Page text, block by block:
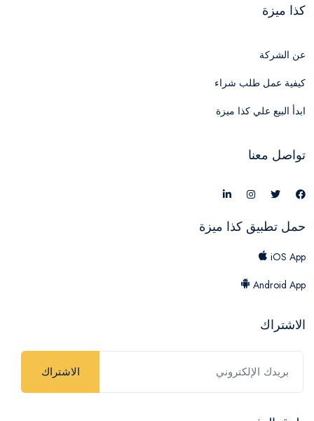
كذا ميزة
عن الشركة
كيفية عمل طلب شراء
ابدأ البيع علي كذا ميزة
تواصل معنا
حمل تطبيق كذا ميزة
iOS App
Android App
الاشتراك
الاشتراك